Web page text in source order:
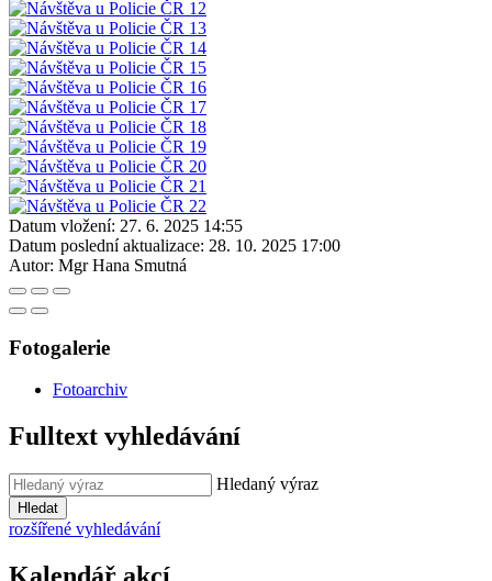
Datum vložení: 27. 6. 2025 14:55
Datum poslední aktualizace: 28. 10. 2025 17:00
Autor: Mgr Hana Smutná
Fotogalerie
Fotoarchiv
Fulltext vyhledávání
Hledaný výraz
Hledat
rozšířené vyhledávání